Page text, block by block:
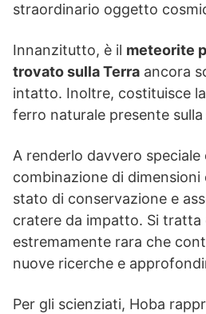
straordinario oggetto
Innanzitutto, è il meteorite
trovato sulla Terra ancora
intatto. Inoltre, costituisce
ferro naturale presente
A renderlo davvero speciale
combinazione di
stato di conservazione e
cratere da impatto. Si tratta
estremamente rara che
nuove ricerche e
Per gli scienziati, Hoba